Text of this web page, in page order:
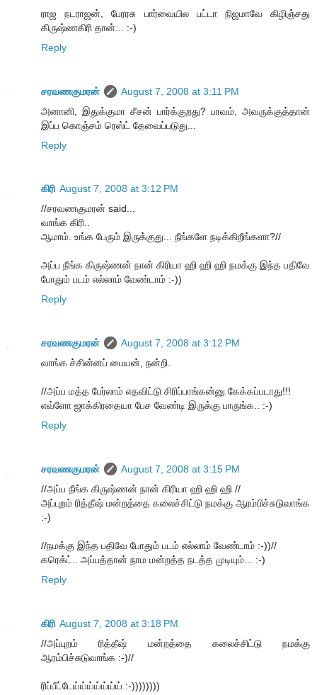
ராஜ நடராஜன், பேரரசு பார்வையில பட்டா நிஜமாவே கிழிஞ்சது
கிருஷ்ணகிரி தான்... :-)
Reply
சரவணகுமரன்
August 7, 2008 at 3:11 PM
அனானி, இதுக்குமா சீசன் பார்க்குறது? பாவம், அவருக்குத்தான்
இப்ப கொஞ்சம் ரெஸ்ட் தேவைப்படுது...
Reply
கிரி August 7, 2008 at 3:12 PM
//சரவணகுமரன் said...
வாங்க கிரி..
ஆமாம். உங்க பேரும் இருக்குது... நீங்களே நடிக்கிறீங்களா?//
அப்ப நீங்க கிருஷ்ணன் நான் கிரியா ஹி ஹி ஹி நமக்கு இந்த பதிவே
போதும் படம் எல்லாம் வேண்டாம் :-))
Reply
சரவணகுமரன்
August 7, 2008 at 3:12 PM
வாங்க ச்சின்னப் பையன், நன்றி.
//அப்ப மத்த பேர்லாம் எதவிட்டு சிரிப்பாங்கன்னு கேக்கப்படாது!!!
எவ்ளோ ஜாக்கிரதையா பேச வேண்டி இருக்கு பாருங்க.. :-)
Reply
சரவணகுமரன்
August 7, 2008 at 3:15 PM
//அப்ப நீங்க கிருஷ்ணன் நான் கிரியா ஹி ஹி ஹி //
அப்புறம் ரித்தீஷ் மன்றத்தை கலைச்சிட்டு நமக்கு ஆரம்பிச்சுடுவாங்க
:-)
//நமக்கு இந்த பதிவே போதும் படம் எல்லாம் வேண்டாம் :-))//
கரெக்ட்.. அப்பத்தான் நாம மன்றத்த நடத்த முடியும்... :-)
Reply
கிரி August 7, 2008 at 3:18 PM
//அப்புறம் ரித்தீஷ் மன்றத்தை கலைச்சிட்டு நமக்கு
ஆரம்பிச்சுடுவாங்க :-)//
ரிப்பீட்டேய்ய்ய்ய்ய்ய்ய் :-))))))))